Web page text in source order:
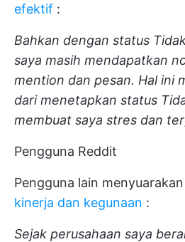
efektif :
Bahkan dengan status
saya masih mendapatkan
mention dan pesan. Hal ini
dari menetapkan status
membuat saya stres dan
Pengguna Reddit
Pengguna lain menyuarakan
kinerja dan kegunaan :
Sejak perusahaan saya